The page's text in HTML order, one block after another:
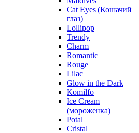
Cat Eyes (Кошачий
глаз)
Lollipop
Trendy
Charm
Romantic
Rouge
Lilac
Glow in the Dark
Komilfo
Ice Cream
(мороженка)
Potal
Cristal